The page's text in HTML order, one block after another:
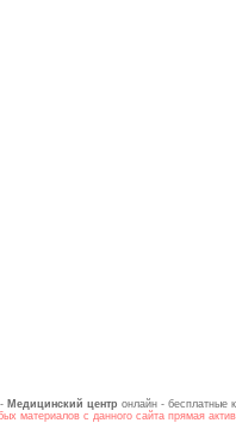
Медицинский центр онлайн - бесплатные
материалов с данного сайта прямая